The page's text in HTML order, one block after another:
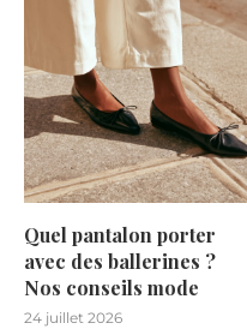
Quel pantalon porter
avec des ballerines ?
Nos conseils mode
24 juillet 2026